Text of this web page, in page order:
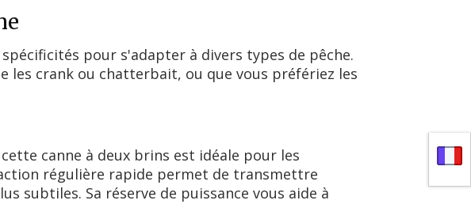
pour s'adapter à divers types de pêche.
les crank ou chatterbait, ou que vous préfériez les
canne à deux brins est idéale pour les
régulière rapide permet de transmettre
subtiles. Sa réserve de puissance vous aide à